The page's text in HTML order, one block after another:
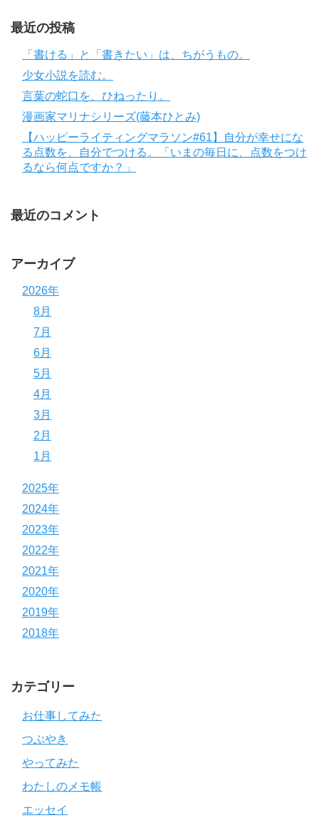
最近の投稿
「書ける」と「書きたい」は、ちがうもの。
少女小説を読む。
言葉の蛇口を、ひねったり。
漫画家マリナシリーズ(藤本ひとみ)
【ハッピーライティングマラソン#61】自分が幸せにな
る点数を、自分でつける。「いまの毎日に、点数をつけ
るなら何点ですか？」
最近のコメント
アーカイブ
2026年
8月
7月
6月
5月
4月
3月
2月
1月
2025年
2024年
2023年
2022年
2021年
2020年
2019年
2018年
カテゴリー
お仕事してみた
つぶやき
やってみた
わたしのメモ帳
エッセイ